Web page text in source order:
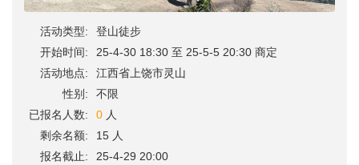
活动类型:
登山徒步
开始时间:
25-4-30 18:30 至 25-5-5 20:30 商定
活动地点:
江西省上饶市灵山
性别:
不限
已报名人数:
0 人
剩余名额:
15 人
报名截止:
25-4-29 20:00